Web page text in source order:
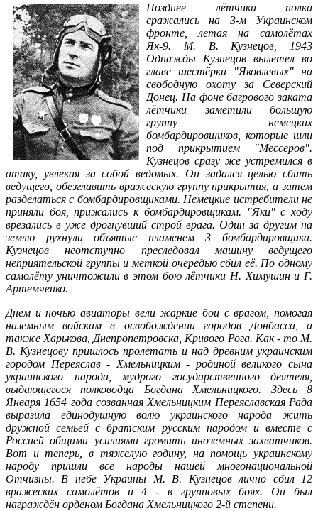
Позднее лётчики полка
сражались на 3-м Украинском
фронте, летая на самолётах
Як-9. М. В. Кузнецов, 1943
Однажды Кузнецов вылетел во
главе шестёрки "Яковлевых" на
свободную охоту за Северский
Донец. На фоне багрового заката
лётчики заметили большую
группу немецких
бомбардировщиков, которые шли
под прикрытием "Мессеров".
Кузнецов сразу же устремился в
атаку, увлекая за собой ведомых. Он задался целью сбить
ведущего, обезглавить вражескую группу прикрытия, а затем
разделаться с бомбардировщиками. Немецкие истребители не
приняли боя, прижались к бомбардировщикам. "Яки" с ходу
врезались в уже дрогнувший строй врага. Один за другим на
землю рухнули объятые пламенем 3 бомбардировщика.
Кузнецов неотступно преследовал машину ведущего
неприятельской группы и меткой очередью сбил её. По одному
самолёту уничтожили в этом бою лётчики Н. Химушин и Г.
Артемченко.
Днём и ночью авиаторы вели жаркие бои с врагом, помогая
наземным войскам в освобождении городов Донбасса, а
также Харькова, Днепропетровска, Кривого Рога. Как - то М.
В. Кузнецову пришлось пролетать и над древним украинским
городом Переяслав - Хмельницким - родиной великого сына
украинского народа, мудрого государственного деятеля,
выдающегося полководца Богдана Хмельницкого. Здесь 8
Января 1654 года созванная Хмельницким Переяславская Рада
выразила единодушную волю украинского народа жить
дружной семьей с братским русским народом и вместе с
Россией общими усилиями громить иноземных захватчиков.
Вот и теперь, в тяжелую годину, на помощь украинскому
народу пришли все народы нашей многонациональной
Отчизны. В небе Украины М. В. Кузнецов лично сбил 12
вражеских самолётов и 4 - в групповых боях. Он был
награждён орденом Богдана Хмельницкого 2-й степени.